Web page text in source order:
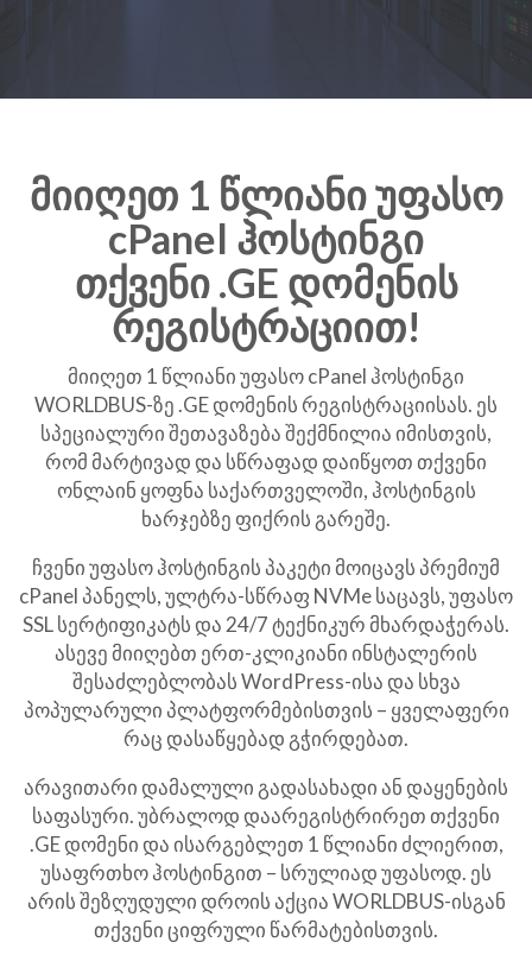
მიიღეთ 1 წლიანი უფასო
cPanel ჰოსტინგი
თქვენი .GE დომენის
რეგისტრაციით!
მიიღეთ 1 წლიანი უფასო cPanel ჰოსტინგი
WORLDBUS-ზე .GE დომენის რეგისტრაციისას. ეს
სპეციალური შეთავაზება შექმნილია იმისთვის,
რომ მარტივად და სწრაფად დაიწყოთ თქვენი
ონლაინ ყოფნა საქართველოში, ჰოსტინგის
ხარჯებზე ფიქრის გარეშე.
ჩვენი უფასო ჰოსტინგის პაკეტი მოიცავს პრემიუმ
cPanel პანელს, ულტრა-სწრაფ NVMe საცავს, უფასო
SSL სერტიფიკატს და 24/7 ტექნიკურ მხარდაჭერას.
ასევე მიიღებთ ერთ-კლიკიანი ინსტალერის
შესაძლებლობას WordPress-ისა და სხვა
პოპულარული პლატფორმებისთვის – ყველაფერი
რაც დასაწყებად გჭირდებათ.
არავითარი დამალული გადასახადი ან დაყენების
საფასური. უბრალოდ დაარეგისტრირეთ თქვენი
.GE დომენი და ისარგებლეთ 1 წლიანი ძლიერით,
უსაფრთხო ჰოსტინგით – სრულიად უფასოდ. ეს
არის შეზღუდული დროის აქცია WORLDBUS-ისგან
თქვენი ციფრული წარმატებისთვის.